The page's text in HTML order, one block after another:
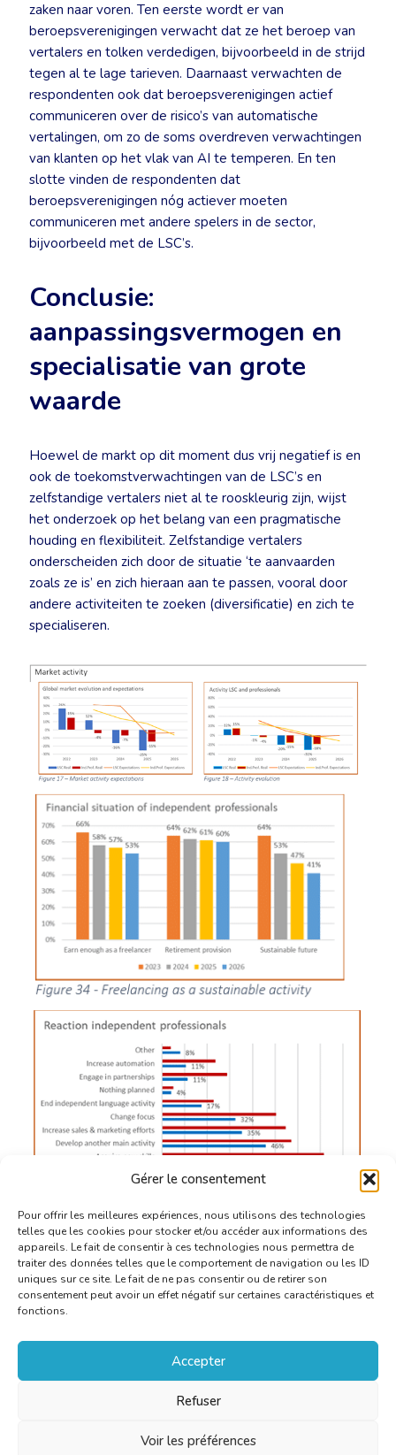
Gérer le consentement
Pour offrir les meilleures expériences, nous utilisons des technologies
telles que les cookies pour stocker et/ou accéder aux informations des
appareils. Le fait de consentir à ces technologies nous permettra de
traiter des données telles que le comportement de navigation ou les ID
uniques sur ce site. Le fait de ne pas consentir ou de retirer son
consentement peut avoir un effet négatif sur certaines caractéristiques et
fonctions.
Accepter
Refuser
Voir les préférences
zaken naar voren. Ten eerste wordt er van
beroepsverenigingen verwacht dat ze het beroep van
vertalers en tolken verdedigen, bijvoorbeeld in de strijd
tegen al te lage tarieven. Daarnaast verwachten de
respondenten ook dat beroepsverenigingen actief
communiceren over de risico’s van automatische
vertalingen, om zo de soms overdreven verwachtingen
van klanten op het vlak van AI te temperen. En ten
slotte vinden de respondenten dat
beroepsverenigingen nóg actiever moeten
communiceren met andere spelers in de sector,
bijvoorbeeld met de LSC’s.
Conclusie:
aanpassingsvermogen en
specialisatie van grote
waarde
Hoewel de markt op dit moment dus vrij negatief is en
ook de toekomstverwachtingen van de LSC’s en
zelfstandige vertalers niet al te rooskleurig zijn, wijst
het onderzoek op het belang van een pragmatische
houding en flexibiliteit. Zelfstandige vertalers
onderscheiden zich door de situatie ‘te aanvaarden
zoals ze is’ en zich hieraan aan te passen, vooral door
andere activiteiten te zoeken (diversificatie) en zich te
specialiseren.